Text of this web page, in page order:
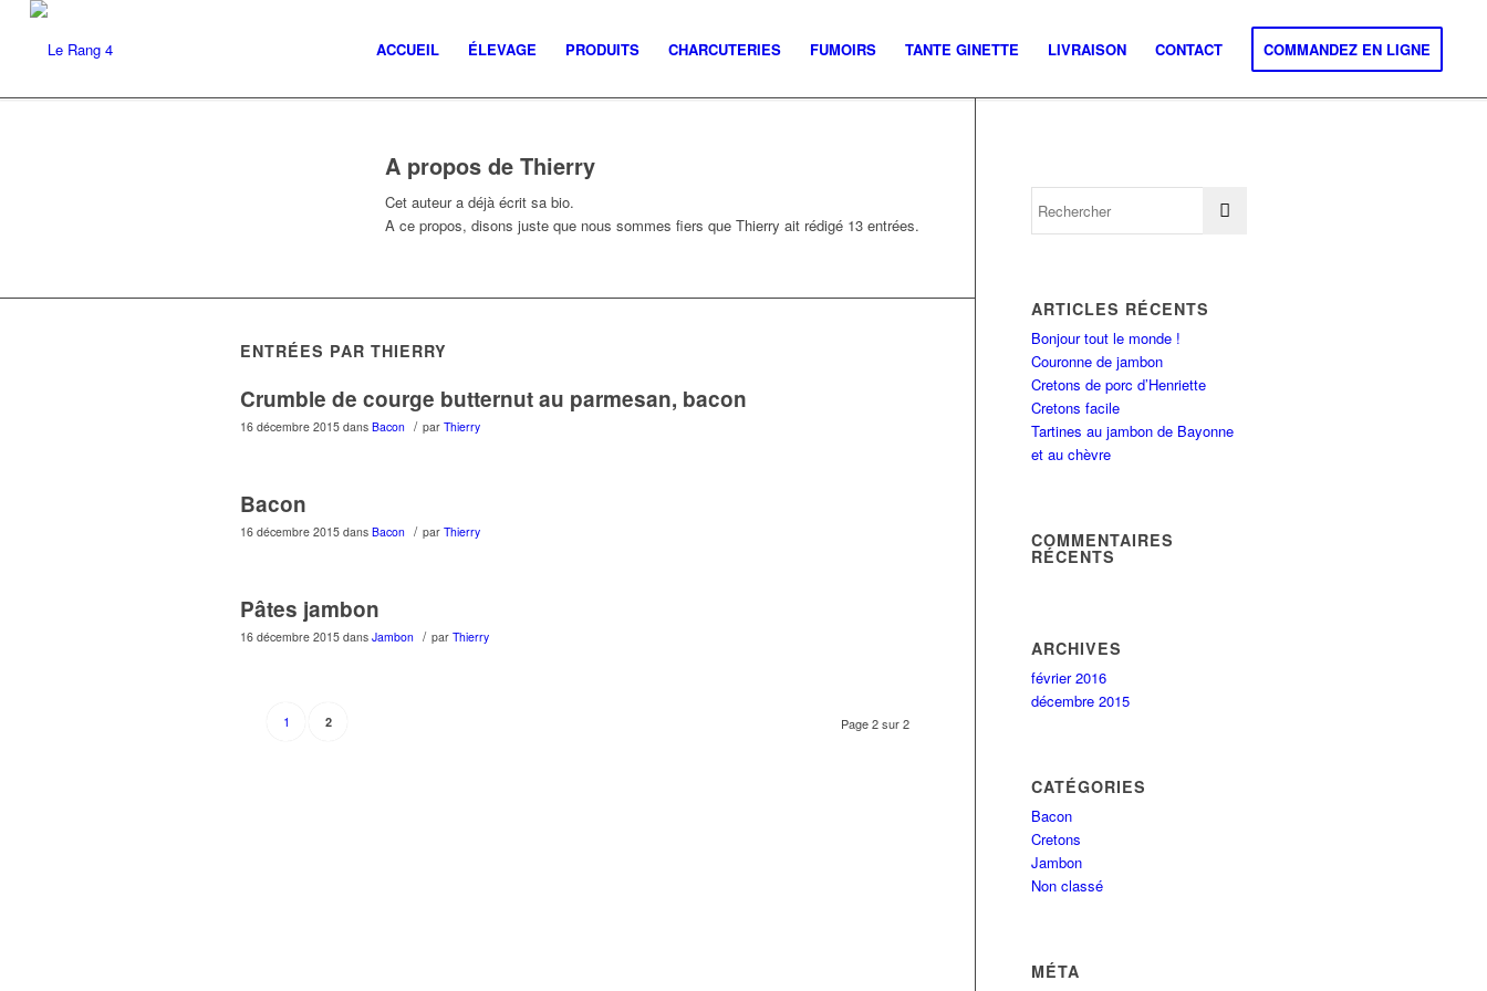
ACCUEIL ÉLEVAGE PRODUITS CHARCUTERIES FUMOIRS TANTE GINETTE LIVRAISON CONTACT COMMANDEZ EN LIGNE
A propos de Thierry
Cet auteur a déjà écrit sa bio.
A ce propos, disons juste que nous sommes fiers que Thierry ait rédigé 13 entrées.
ENTRÉES PAR THIERRY
Crumble de courge butternut au parmesan, bacon
16 décembre 2015 dans Bacon / par Thierry
Bacon
16 décembre 2015 dans Bacon / par Thierry
Pâtes jambon
16 décembre 2015 dans Jambon / par Thierry
Page 2 sur 2
1 2
ARTICLES RÉCENTS
Bonjour tout le monde !
Couronne de jambon
Cretons de porc d’Henriette
Cretons facile
Tartines au jambon de Bayonne
et au chèvre
COMMENTAIRES
RÉCENTS
ARCHIVES
février 2016
décembre 2015
CATÉGORIES
Bacon
Cretons
Jambon
Non classé
MÉTA